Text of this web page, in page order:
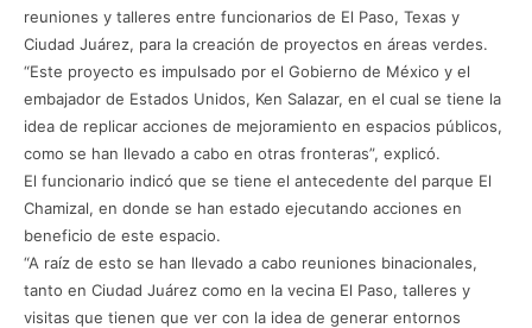
reuniones y talleres entre funcionarios de El Paso, Texas y
Ciudad Juárez, para la creación de proyectos en áreas verdes.
“Este proyecto es impulsado por el Gobierno de México y el
embajador de Estados Unidos, Ken Salazar, en el cual se tiene la
idea de replicar acciones de mejoramiento en espacios públicos,
como se han llevado a cabo en otras fronteras”, explicó.
El funcionario indicó que se tiene el antecedente del parque El
Chamizal, en donde se han estado ejecutando acciones en
beneficio de este espacio.
“A raíz de esto se han llevado a cabo reuniones binacionales,
tanto en Ciudad Juárez como en la vecina El Paso, talleres y
visitas que tienen que ver con la idea de generar entornos